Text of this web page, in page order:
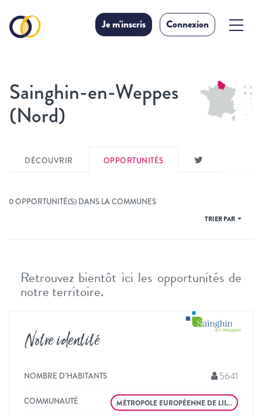
Je m'inscris Connexion
Sainghin-en-Weppes
(Nord)
DÉCOUVRIR OPPORTUNITÉS
0 OPPORTUNITÉ(S) DANS LA COMMUNES
TRIER PAR
Retrouvez bientôt ici les opportunités de
notre territoire.
Notre identité
NOMBRE D’HABITANTS 5641
COMMUNAUTÉ MÉTROPOLE EUROPÉENNE DE LIL…